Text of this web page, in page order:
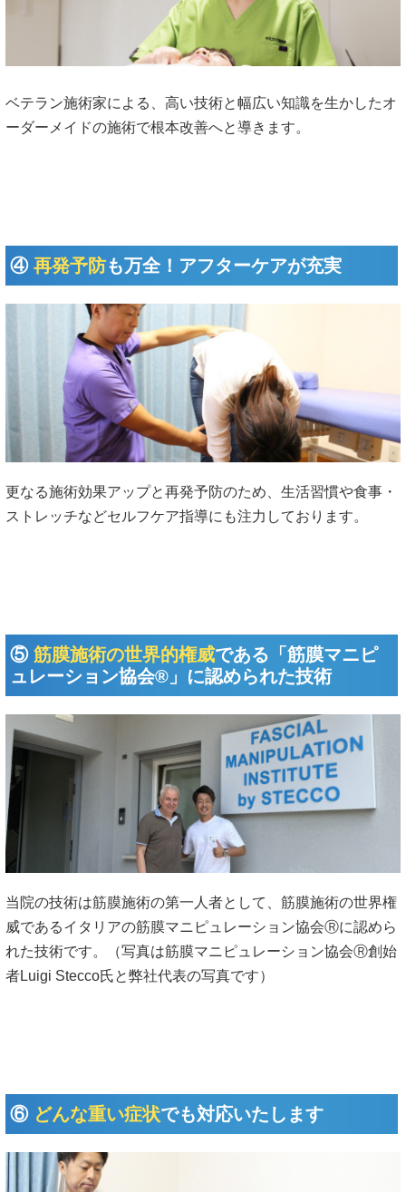
ベテラン施術家による、高い技術と幅広い知識を生かしたオ
ーダーメイドの施術で根本改善へと導きます。
④ 再発予防も万全！アフターケアが充実
更なる施術効果アップと再発予防のため、生活習慣や食事・
ストレッチなどセルフケア指導にも注力しております。
⑤ 筋膜施術の世界的権威である 「筋膜マニピ
ュレーション協会®」に認められた技術
当院の技術は筋膜施術の第一人者として、筋膜施術の世界権
威であるイタリアの筋膜マニピュレーション協会Ⓡに認めら
れた技術です。（写真は筋膜マニピュレーション協会Ⓡ創始
者Luigi Stecco氏と弊社代表の写真です）
⑥ どんな重い症状でも対応いたします